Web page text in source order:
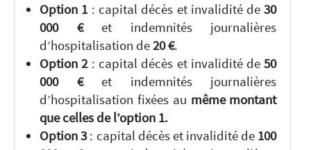
Option 1: capital décès et invalidité de30
000 €et indemnités journalières
d’hospitalisation de20 €.
Option 2: capital décès et invalidité de50
000 €et indemnités journalières
d’hospitalisation fixées au même montant
que celles de l’option 1.
Option 3: capital décès et invalidité de 100